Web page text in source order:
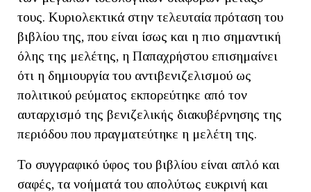
τους. Κυριολεκτικά στην τελευταία πρόταση του
βιβλίου της, που είναι ίσως και η πιο σημαντική
όλης της μελέτης, η Παπαχρήστου επισημαίνει
ότι η δημιουργία του αντιβενιζελισμού ως
πολιτικού ρεύματος εκπορεύτηκε από τον
αυταρχισμό της βενιζελικής διακυβέρνησης της
περιόδου που πραγματεύτηκε η μελέτη της.
Το συγγραφικό ύφος του βιβλίου είναι απλό και
σαφές, τα νοήματά του απολύτως ευκρινή και